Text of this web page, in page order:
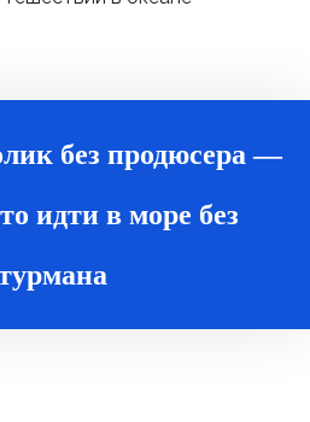
без продюсера —
идти в море без